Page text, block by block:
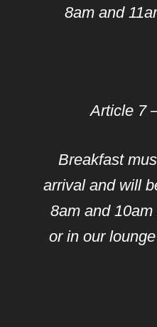
8am and
Article 7
Breakfast
arrival and will
8am and
or in our